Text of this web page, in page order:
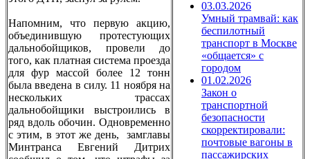
Напомним, что первую акцию,
объединившую протестующих
дальнобойщиков, провели до
того, как платная система проезда
для фур массой более 12 тонн
была введена в силу. 11 ноября на
нескольких трассах
дальнобойщики выстроились в
ряд вдоль обочин. Одновременно
с этим, в этот же день, замглавы
Минтранса Евгений Дитрих
03.03.2026
Умный трамвай: как
беспилотный
транспорт в Москве
«общается» с
городом
01.02.2026
Закон о
транспортной
безопасности
скорректировали:
почтовые вагоны в
пассажирских